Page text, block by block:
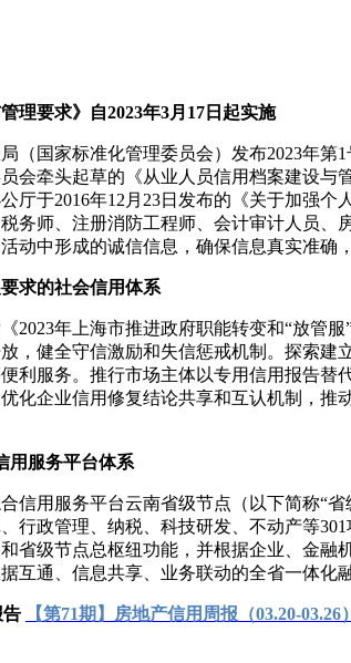
理要求》自2023年3月17日起实施
国家标准化管理委员会）发布2023年第1
会牵头起草的《从业人员信用档案建设与
厅于2016年12月23日发布的《关于加强
务师、注册消防工程师、会计审计人员
动中形成的诚信信息，确保信息真实准确
求的社会信用体系
年上海市推进政府职能转变和“放管服
，健全守信激励和失信惩戒机制。探索
利服务。推行市场主体以专用信用报告
化企业信用修复结论共享和互认机制，
服务平台体系
用服务平台云南省级节点（以下简称“省
行政管理、纳税、科技研发、不动产等
省级节点总枢纽功能，并根据企业、金
互通、信息共享、业务联动的全省一体化
告 【第71期】房地产信用周报（03.20-03.26）